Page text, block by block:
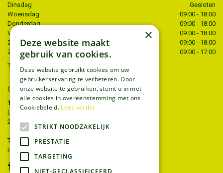
Dinsdag
Gesloten
Woensdag
09:00 - 18:00
Donderdag
09:00 - 18:00
Vrijdag
09:00 - 18:00
Zaterdag
09:00 - 18:00
Zondag
09:00 - 17:00
Toon alle openingstijden
CONTACT
Tuincentrum Thiels
Liersesteenweg 68
2221 Heist-op-den-berg
T.
015 22 27 52
E.
×
Deze website maakt
gebruik van cookies.
Deze website gebruikt cookies om uw
gebruikerservaring te verbeteren. Door
onze website te gebruiken, stemt u in met
alle cookies in overeenstemming met ons
Cookiebeleid. Lees verder
STRIKT NOODZAKELIJK
PRESTATIE
TARGETING
NIET-GECLASSIFICEERD